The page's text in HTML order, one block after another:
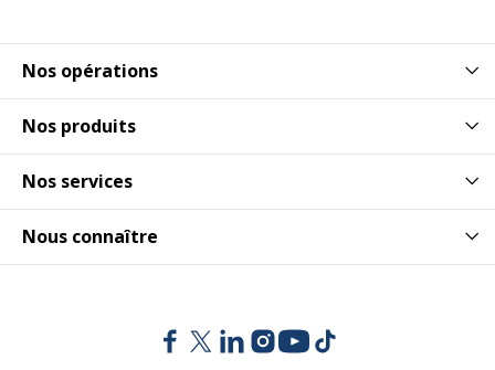
Nos opérations
Nos produits
Nos services
Nous connaître